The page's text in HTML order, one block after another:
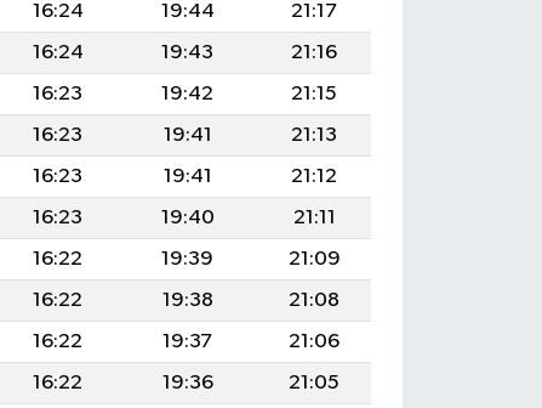
16:24 19:44
21:17
16:24 19:43
21:16
16:23 19:42
21:15
16:23 19:41
21:13
16:23 19:41
21:12
16:23 19:40
21:11
16:22 19:39
21:09
16:22 19:38
21:08
16:22 19:37
21:06
16:22 19:36
21:05